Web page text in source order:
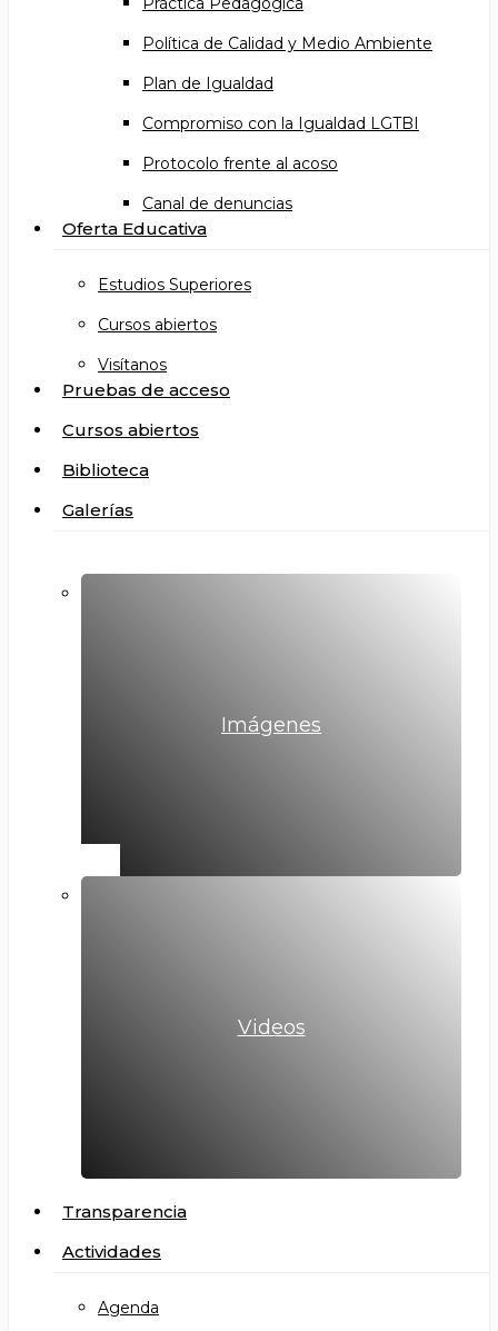
Política de Calidad y Medio Ambiente
Plan de Igualdad
Compromiso con la Igualdad LGTBI
Protocolo frente al acoso
Canal de denuncias
Oferta Educativa
Estudios Superiores
Cursos abiertos
Visítanos
Pruebas de acceso
Cursos abiertos
Biblioteca
Galerías
Imágenes
Videos
Transparencia
Actividades
Agenda